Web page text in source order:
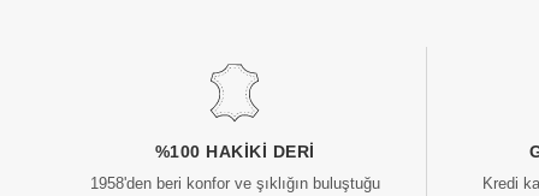
%100 HAKIKI DERI
1958'den beri konfor ve şıklığın buluştuğu
Kredi